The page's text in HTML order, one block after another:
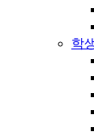
학